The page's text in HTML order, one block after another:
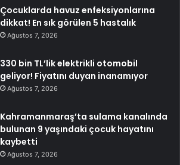
Çocuklarda havuz enfeksiyonlarına
dikkat! En sık görülen 5 hastalık
Ağustos 7, 2026
330 bin TL’lik elektrikli otomobil
geliyor! Fiyatını duyan inanamıyor
Ağustos 7, 2026
Kahramanmaraş’ta sulama kanalında
bulunan 9 yaşındaki çocuk hayatını
kaybetti
Ağustos 7, 2026